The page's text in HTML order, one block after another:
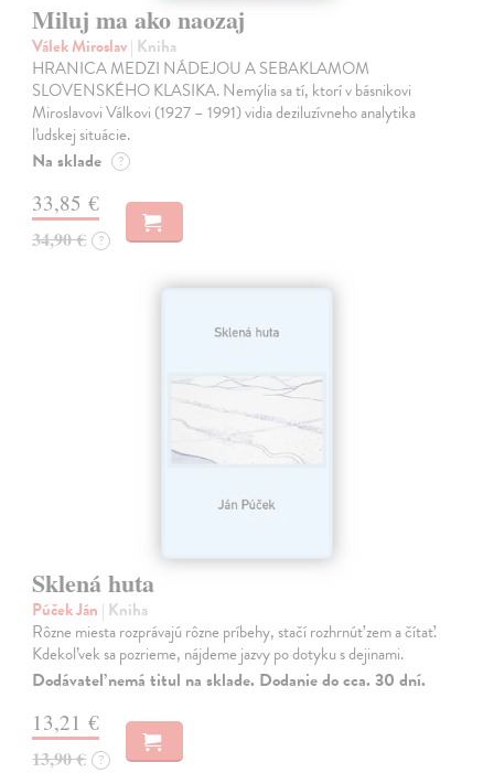
Miluj ma ako naozaj
Válek Miroslav| Kniha
HRANICA MEDZI NÁDEJOU A SEBAKLAMOM
SLOVENSKÉHO KLASIKA. Nemýlia sa tí, ktorí v básnikovi
Miroslavovi Válkovi (1927 – 1991) vidia deziluzívneho analytika
ľudskej situácie.
Na sklade ?
33,85 €
34,90 € ?
Sklená huta
Púček Ján | Kniha
Rôzne miesta rozprávajú rôzne príbehy, stačí rozhrnúť zem a čítať.
Kdekoľvek sa pozrieme, nájdeme jazvy po dotyku s dejinami.
Dodávateľ nemá titul na sklade. Dodanie do cca. 30 dní.
13,21 €
13,90 € ?